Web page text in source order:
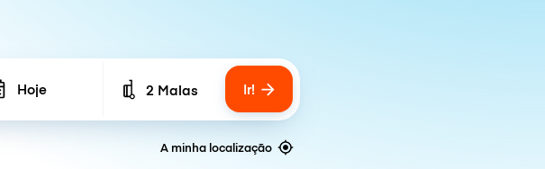
Hoje Number of bags
2 Malas Ir!
A minha localização